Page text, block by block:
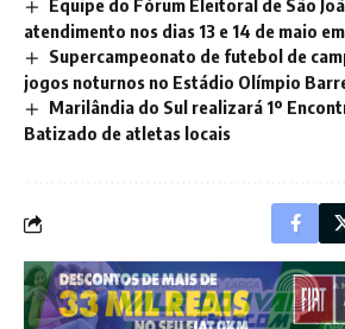
Equipe do Fórum Eleitoral de São
atendimento nos dias 13 e 14 de maio
Supercampeonato de futebol de
jogos noturnos no Estádio Olímpio
Marilândia do Sul realizará 1º
Batizado de atletas locais